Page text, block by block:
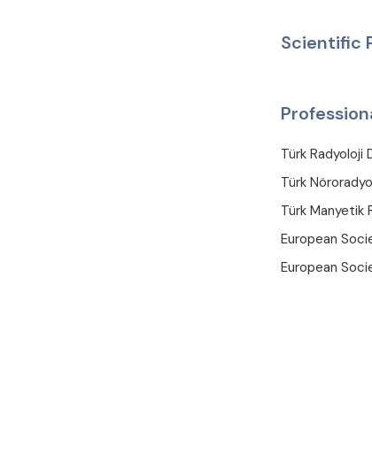
Scientific
Türk Radyoloji
Türk
Türk Manyetik
European
European